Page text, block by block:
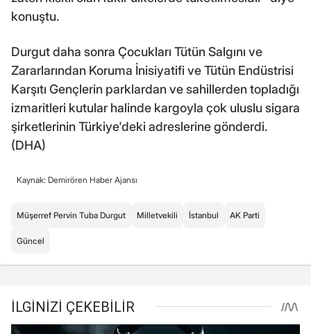
konuştu.
Durgut daha sonra Çocukları Tütün Salgını ve
Zararlarından Koruma İnisiyatifi ve Tütün Endüstrisi
Karşıtı Gençlerin parklardan ve sahillerden topladığı
izmaritleri kutular halinde kargoyla çok uluslu sigara
şirketlerinin Türkiye'deki adreslerine gönderdi.
(DHA)
Kaynak: Demirören Haber Ajansı
Müşerref Pervin Tuba Durgut Milletvekili İstanbul AK Parti
Güncel